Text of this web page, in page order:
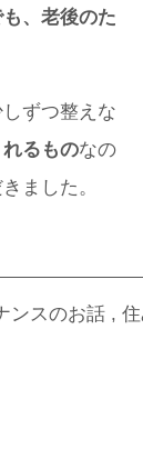
、老後のた
ずつ整えな
るものなの
ました。
ンスのお話